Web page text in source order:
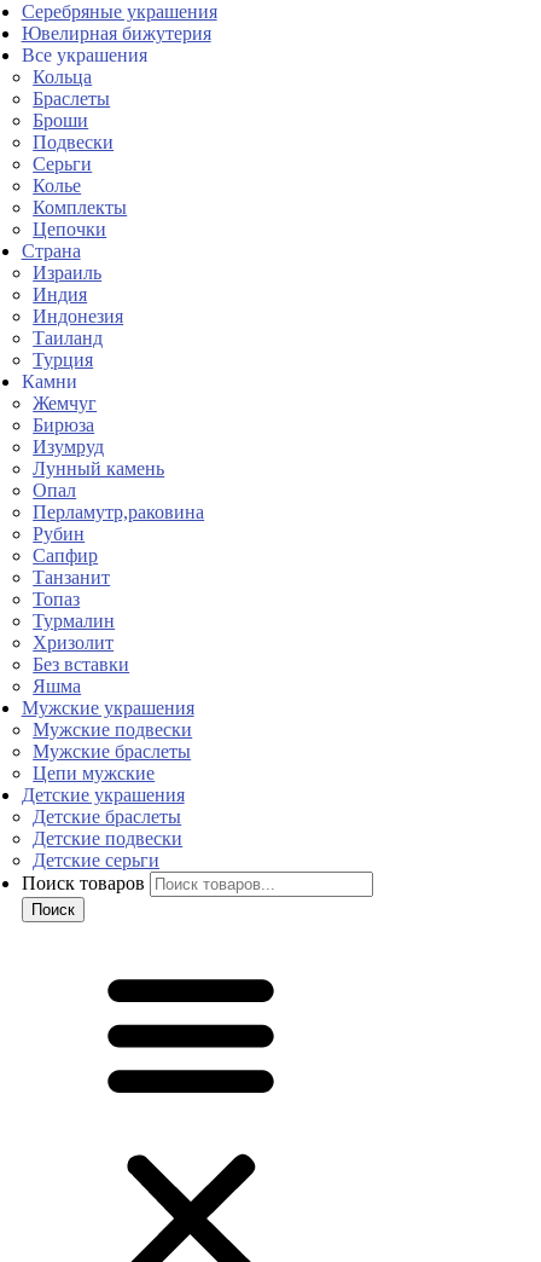
Серебряные украшения
Ювелирная бижутерия
Все украшения
Кольца
Браслеты
Броши
Подвески
Серьги
Колье
Комплекты
Цепочки
Страна
Израиль
Индия
Индонезия
Таиланд
Турция
Камни
Жемчуг
Бирюза
Изумруд
Лунный камень
Опал
Перламутр,раковина
Рубин
Сапфир
Танзанит
Топаз
Турмалин
Хризолит
Без вставки
Яшма
Мужские украшения
Мужские подвески
Мужские браслеты
Цепи мужские
Детские украшения
Детские браслеты
Детские подвески
Детские серьги
Поиск товаров
Поиск